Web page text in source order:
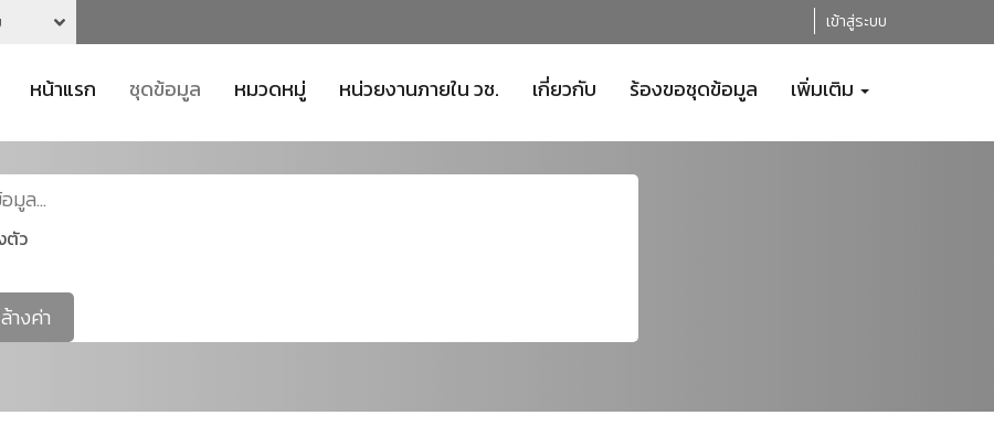
เข้าสู่ระบบ
หน้าแรก ชุดข้อมูล หมวดหมู่ หน่วยงานภายใน วช. เกี่ยวกับ ร้องขอชุดข้อมูล เพิ่มเติม
ตัว
ล้างค่า